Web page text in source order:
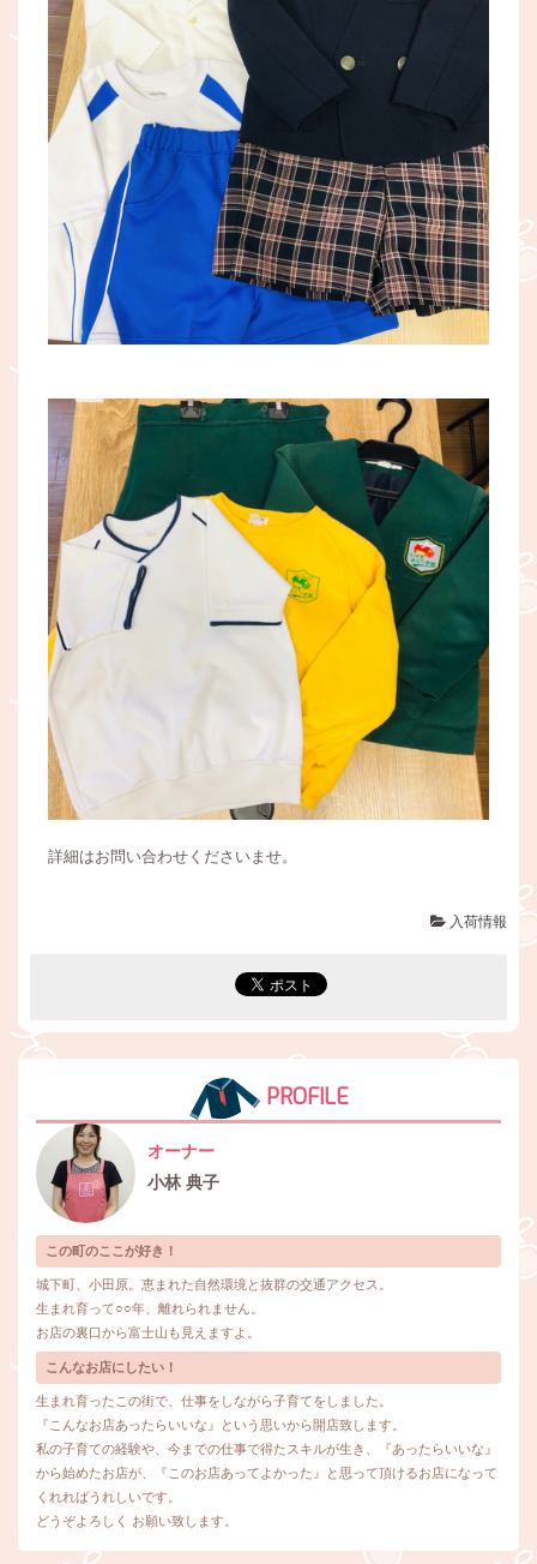
詳細はお問い合わせくださいませ。
入荷情報
PROFILE
オーナー
小林 典子
この町のここが好き！
城下町、小田原。恵まれた自然環境と抜群の交通アクセス。
生まれ育って○○年、離れられません。
お店の裏口から富士山も見えますよ。
こんなお店にしたい！
生まれ育ったこの街で、仕事をしながら子育てをしました。
『こんなお店あったらいいな』という思いから開店致します。
私の子育ての経験や、今までの仕事で得たスキルが生き、『あったらいいな』
から始めたお店が、『このお店あってよかった』と思って頂けるお店になって
くれればうれしいです。
どうぞよろしく お願い致します。